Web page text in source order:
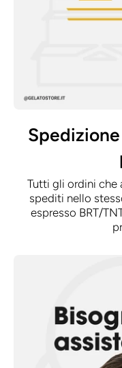
Tutti gli ordini che
spediti nello
espresso BRT/